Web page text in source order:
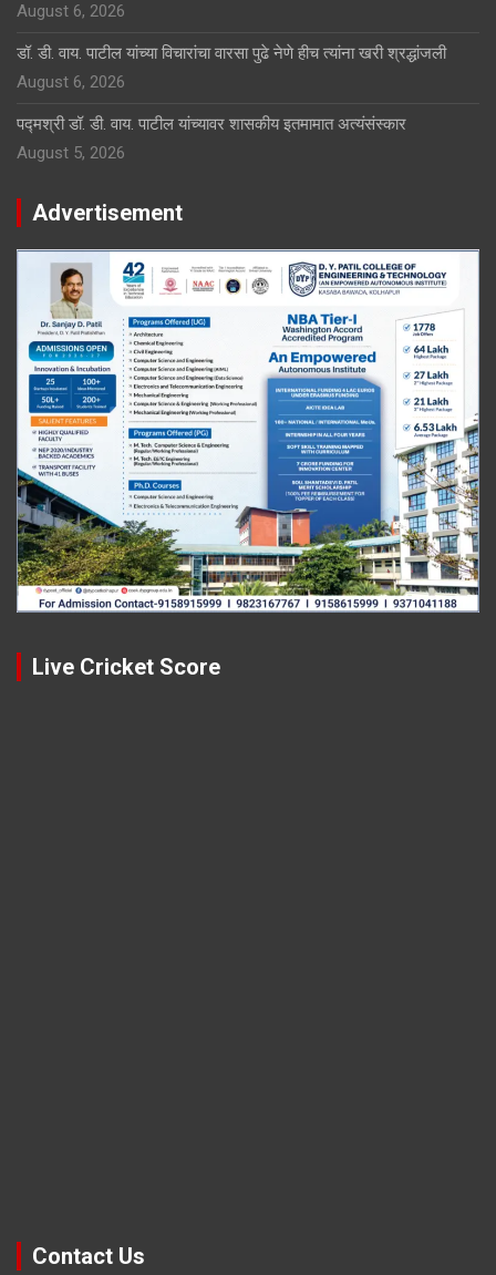
August 6, 2026
डॉ. डी. वाय. पाटील यांच्या विचारांचा वारसा पुढे नेणे हीच त्यांना खरी श्रद्धांजली
August 6, 2026
पद्मश्री डॉ. डी. वाय. पाटील यांच्यावर शासकीय इतमामात अत्यंसंस्कार
August 5, 2026
Advertisement
Live Cricket Score
Contact Us